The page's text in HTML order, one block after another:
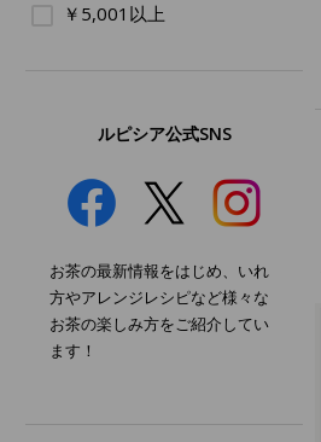
ら、新茶
冷茶向けの贅沢な日本茶 極
￥5,001以上
ルピシア公式SNS
お茶の最新情報をはじめ、いれ
方やアレンジレシピなど様々な
お茶の楽しみ方をご紹介してい
ます！